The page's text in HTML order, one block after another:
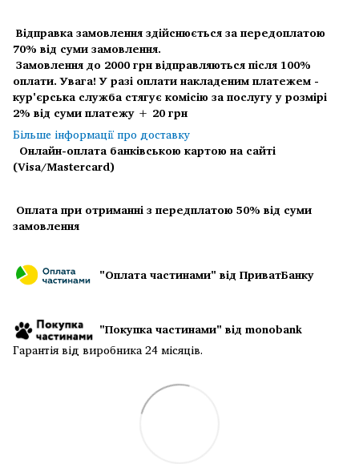
Відправка замовлення здійснюється за передоплатою
70% від суми замовлення.
Замовлення до 2000 грн відправляються після 100%
оплати.Увага! У разі оплати накладеним платежем -
кур'єрська служба стягує комісію за послугу у розмірі
2% від суми платежу + 20 грн
Більше інформації про доставку
Онлайн-оплата банківською картою на сайті
(Visa/Mastercard)
Оплата при отриманні з передплатою 50% від суми
замовлення
"Оплата частинами" від ПриватБанку
"Покупка частинами" від monobank
Гарантія від виробника 24 місяців.